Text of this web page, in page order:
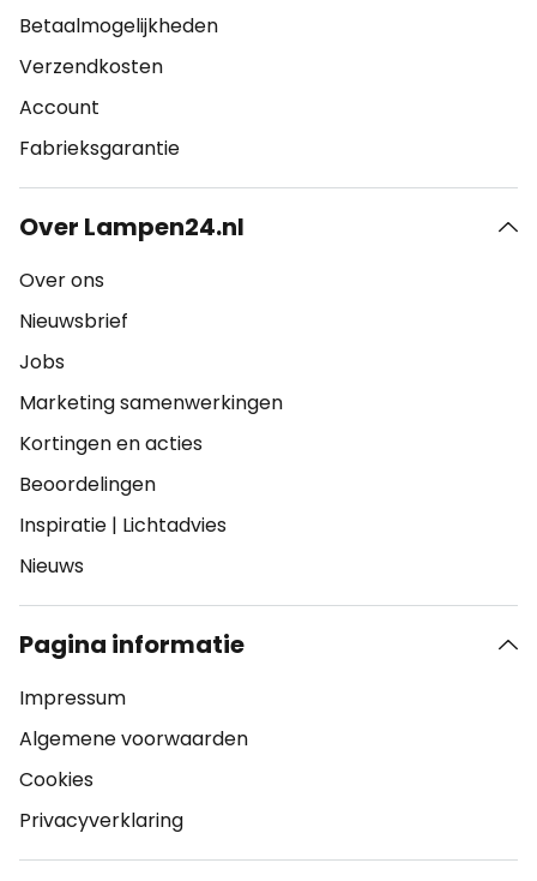
Betaalmogelijkheden
Verzendkosten
Account
Fabrieksgarantie
Over Lampen24.nl
Over ons
Nieuwsbrief
Jobs
Marketing samenwerkingen
Kortingen en acties
Beoordelingen
Inspiratie | Lichtadvies
Nieuws
Pagina informatie
Impressum
Algemene voorwaarden
Cookies
Privacyverklaring